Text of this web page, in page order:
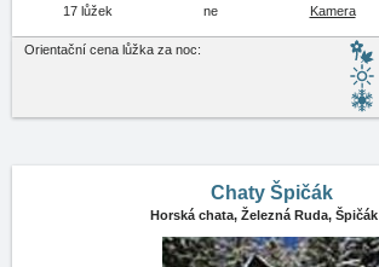
17 lůžek ne Kamera
Orientační cena lůžka za noc:
Chaty Špičák
Horská chata, Železná Ruda, Špičák